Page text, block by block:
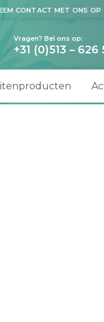
CONTACT MET ONS OP
Vragen? Bel ons op:
+31 (0)513 – 626